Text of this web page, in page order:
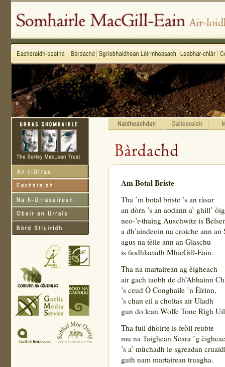
Am Botal Briste
Tha ’m botal briste ’s an ràsar
an dòrn ’s an aodann a’ ghill’ òig
neo-’r-thaing Auschwitz is
a dh’aindeoin na croiche ann an
agus na tèile ann an Glaschu
is tìodhlacadh MhicGill-Eain.
Tha na martairean ag èigheach
air gach taobh de dh’Abhainn
’s ceud Ó Conghaile ’n Èirinn,
’s chan eil a choltas air Uladh
gun do lean Wolfe Tone Rìgh
Tha fuil dhòirte is feòil reubte
mu na Taighean Seara ’g
’s a’ mùchadh le sgreadan
guth nam martairean truagha.